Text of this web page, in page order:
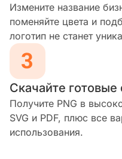
Измените название
поменяйте цвета и
логотип не станет
Скачайте
Получите PNG в
SVG и PDF, плюс все
использования.